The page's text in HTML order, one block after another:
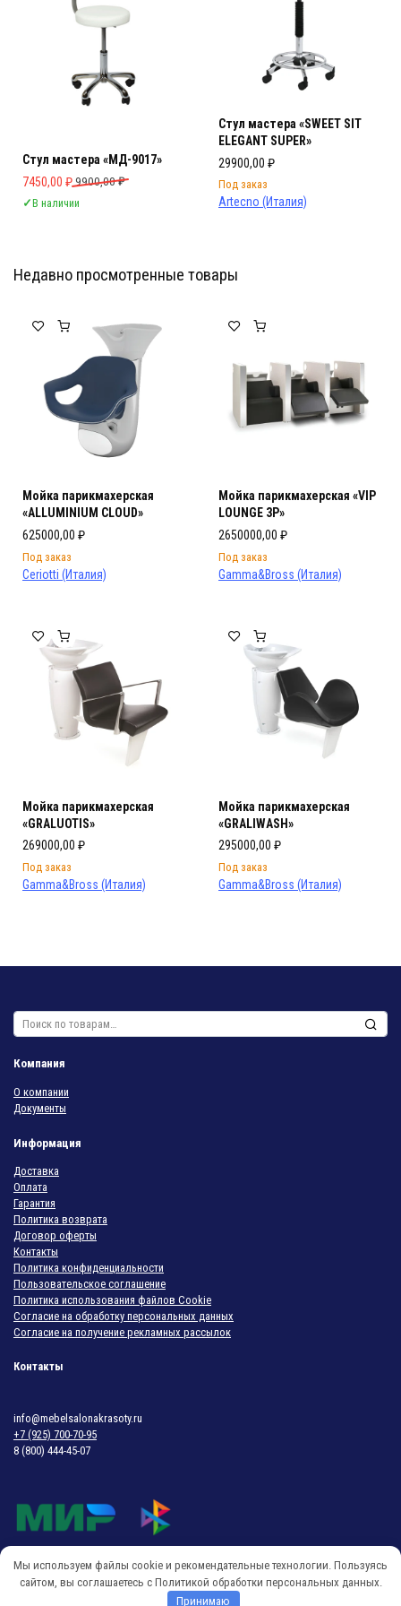
Стул мастера «МД-9017»
9900,00₽
Первоначальная цена составляла 9900,00 ₽.
7450,00 ₽
Текущая цена: 7450,00 ₽.
✓В наличии
Стул мастера «SWEET SIT
ELEGANT SUPER»
29900,00 ₽
Под заказ
Artecno (Италия)
Недавно просмотренные товары
Мойка парикмахерская
«ALLUMINIUM CLOUD»
625000,00 ₽
Под заказ
Ceriotti (Италия)
Мойка парикмахерская «VIP
LOUNGE 3P»
2650000,00 ₽
Под заказ
Gamma&Bross (Италия)
Мойка парикмахерская
«GRALUOTIS»
269000,00 ₽
Под заказ
Gamma&Bross (Италия)
Мойка парикмахерская
«GRALIWASH»
295000,00 ₽
Под заказ
Gamma&Bross (Италия)
Искать:
Компания
О компании
Документы
Информация
Доставка
Оплата
Гарантия
Политика возврата
Договор оферты
Контакты
Политика конфиденциальности
Пользовательское соглашение
Политика использования файлов Cookie
Согласие на обработку персональных данных
Согласие на получение рекламных рассылок
Контакты
info@mebelsalonakrasoty.ru
+7 (925) 700-70-95
8 (800) 444-45-07
© 2018-2026 Мебель Салона Красоты
Мы используем файлы cookie и рекомендательные технологии. Пользуясь
сайтом, вы соглашаетесь с Политикой обработки персональных данных.
Принимаю